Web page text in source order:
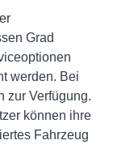
Grad
werden. Bei
zur Verfügung.
können ihre
Fahrzeug